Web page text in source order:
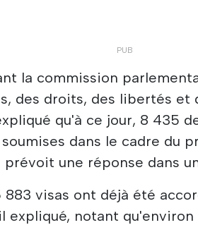
la commission
des droits, des libertés et
qu'à ce jour, 8 435
dans le cadre du
une réponse dans
883 visas ont déjà été
expliqué, notant